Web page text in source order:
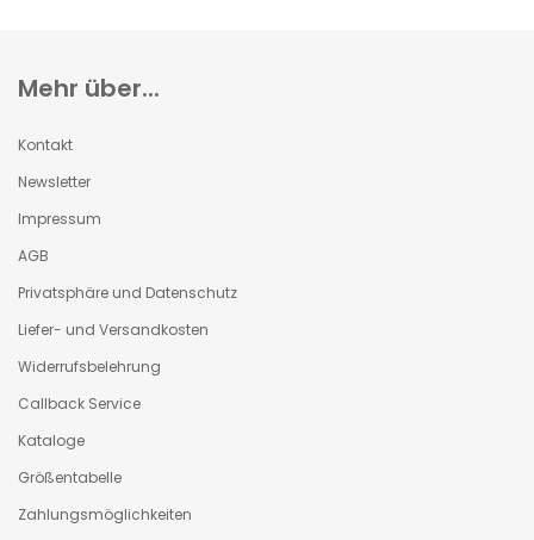
Mehr über...
Kontakt
Newsletter
Impressum
AGB
Privatsphäre und Datenschutz
Liefer- und Versandkosten
Widerrufsbelehrung
Callback Service
Kataloge
Größentabelle
Zahlungsmöglichkeiten